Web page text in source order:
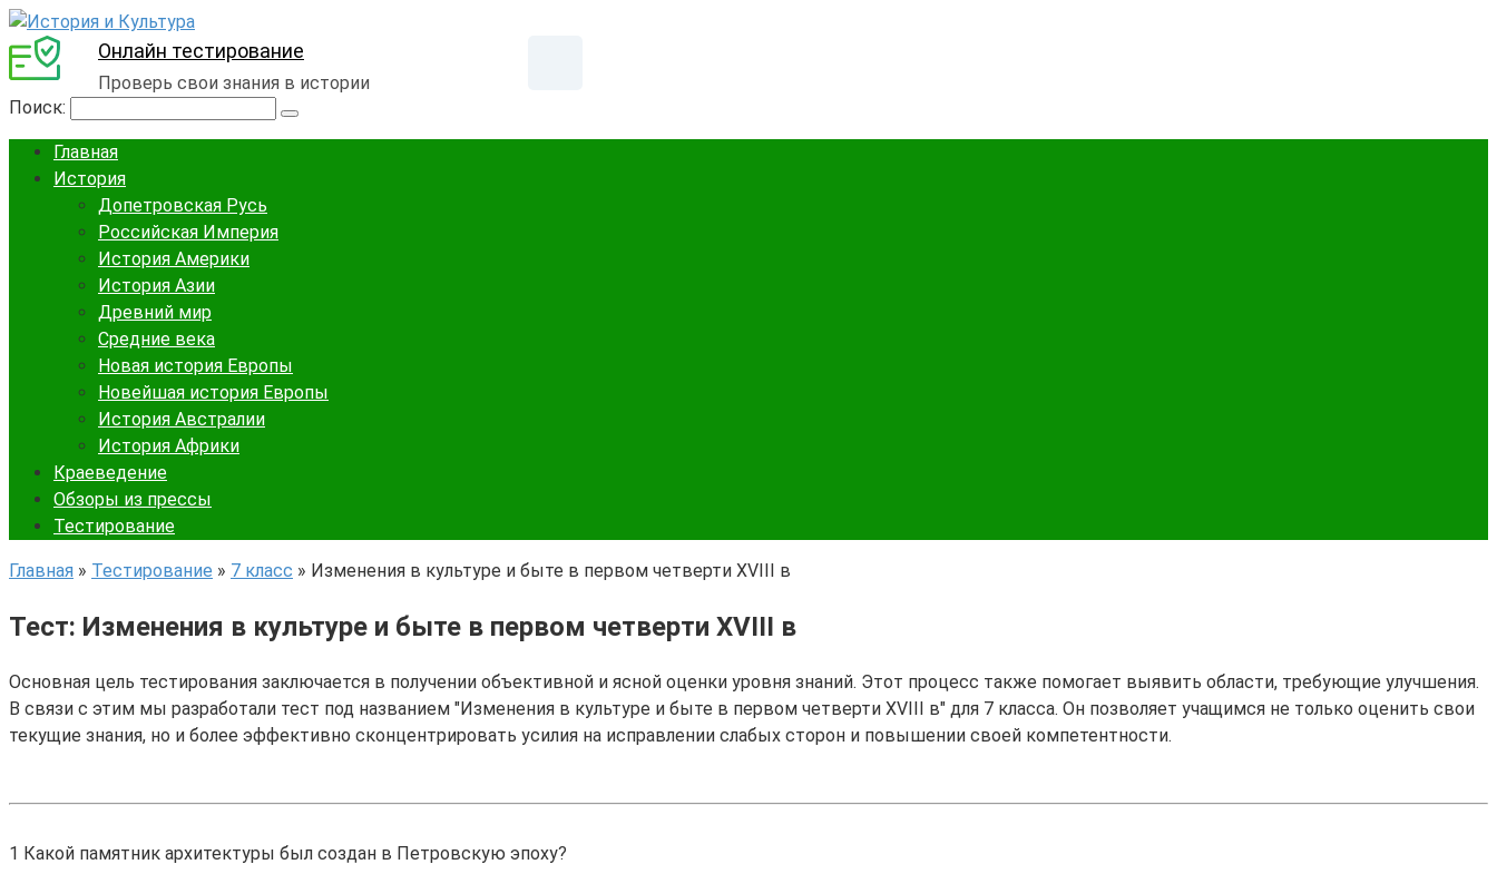
Онлайн тестирование
Проверь свои знания в истории
Поиск:
Главная
История
Допетровская Русь
Российская Империя
История Америки
История Азии
Древний мир
Средние века
Новая история Европы
Новейшая история Европы
История Австралии
История Африки
Краеведение
Обзоры из прессы
Тестирование
Главная » Тестирование » 7 класс » Изменения в культуре и быте в первом четверти XVIII в
Тест: Изменения в культуре и быте в первом четверти XVIII в
Основная цель тестирования заключается в получении объективной и ясной оценки уровня знаний. Этот процесс также помогает выявить области, требующие улучшения.
В связи с этим мы разработали тест под названием "Изменения в культуре и быте в первом четверти XVIII в" для 7 класса. Он позволяет учащимся не только оценить свои
текущие знания, но и более эффективно сконцентрировать усилия на исправлении слабых сторон и повышении своей компетентности.
1 Какой памятник архитектуры был создан в Петровскую эпоху?